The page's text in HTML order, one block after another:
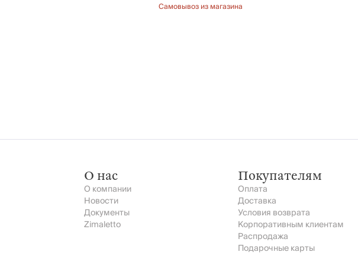
Самовывоз из магазина
О нас
О компании
Новости
Документы
Zimaletto
Покупателям
Оплата
Доставка
Условия возврата
Корпоративным клиентам
Распродажа
Подарочные карты